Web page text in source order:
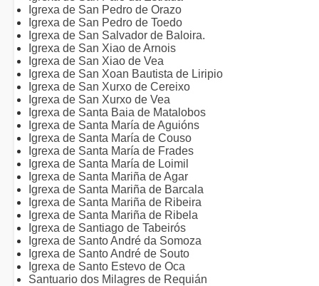
Igrexa de San Pedro de Orazo
Igrexa de San Pedro de Toedo
Igrexa de San Salvador de Baloira.
Igrexa de San Xiao de Arnois
Igrexa de San Xiao de Vea
Igrexa de San Xoan Bautista de Liripio
Igrexa de San Xurxo de Cereixo
Igrexa de San Xurxo de Vea
Igrexa de Santa Baia de Matalobos
Igrexa de Santa María de Aguións
Igrexa de Santa María de Couso
Igrexa de Santa María de Frades
Igrexa de Santa María de Loimil
Igrexa de Santa Mariña de Agar
Igrexa de Santa Mariña de Barcala
Igrexa de Santa Mariña de Ribeira
Igrexa de Santa Mariña de Ribela
Igrexa de Santiago de Tabeirós
Igrexa de Santo André da Somoza
Igrexa de Santo André de Souto
Igrexa de Santo Estevo de Oca
Santuario dos Milagres de Requián